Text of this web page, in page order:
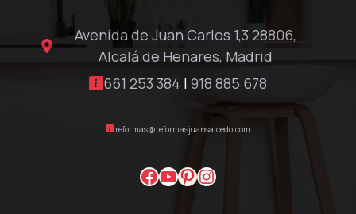
Avenida de Juan Carlos 1,3 28806,
Alcalá de Henares, Madrid
661 253 384 | 918 885 678
reformas@reformasjuansalcedo.com
Facebook
YouTube
Pinterest
Instagram